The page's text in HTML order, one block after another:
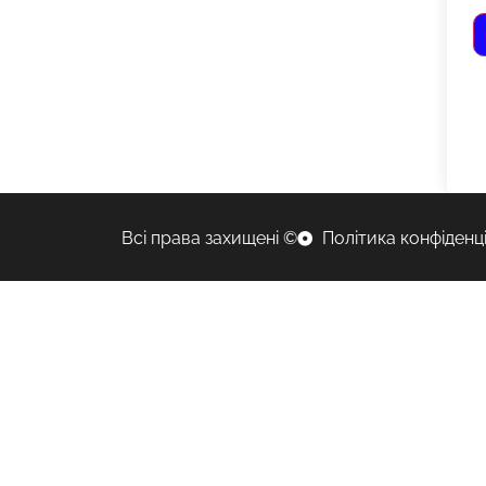
Всі права захищені © Політика